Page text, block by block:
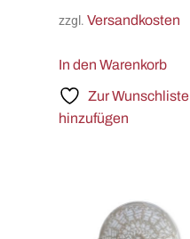
zzgl. Versandkosten
In den Warenkorb
Zur Wunschliste
hinzufügen